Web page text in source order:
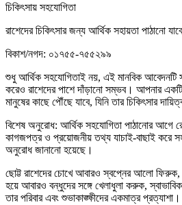
চিকিৎসায় সহযোগিতা
রাশেদের চিকিৎসার জন্য আর্থিক সহায়তা পাঠানো
বিকাশ/নগদ: ০১৭৫৫-৭৫৫২৯৯
শুধু আর্থিক সহযোগিতাই নয়, এই মানবিক আবেদনটি
করেও রাশেদের পাশে দাঁড়ানো সম্ভব। আপনার
মানুষের কাছে পৌঁছে যাবে, যিনি তার চিকিৎসার
বিশেষ অনুরোধ: আর্থিক সহযোগিতা পাঠানোর আগে
কাগজপত্র ও প্রয়োজনীয় তথ্য যাচাই-বাছাই করে
অনুরোধ জানানো হয়েছে।
ছোট্ট রাশেদের চোখে আবারও স্বপ্নের আলো
হয়ে আবারও বন্ধুদের সঙ্গে খেলাধুলা করুক,
তার পরিবার এবং শুভাকাঙ্ক্ষীদের একমাত্র প্রত্যাশা।